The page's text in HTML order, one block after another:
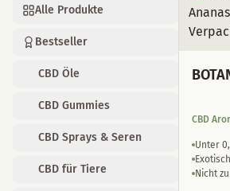
Alle Produkte
Bestseller
CBD Öle
CBD Gummies
CBD Sprays & Seren
CBD für Tiere
CBD
Unter
Nicht